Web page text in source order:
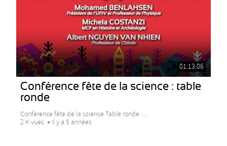
01:13:06
Conférence fête de la science : table
ronde
Conférence fête de la science Table ronde :...
2 K vues
Il y a 5 années